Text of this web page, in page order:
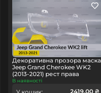
Декоративна прозора маска
Jeep Grand Cherokee WK2
(2013-2021) рест права
В наявності
2419.00 ₴